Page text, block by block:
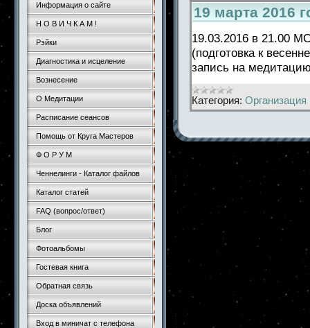
Информация о сайте
Н О В И Ч К А М !
Рэйки
Диагностика и исцеление
Вознесение
О Медитации
Расписание сеансов
Помощь от Круга Мастеров
Ф О Р У М
Ченнелинги - Каталог файлов
Каталог статей
FAQ (вопрос/ответ)
Блог
Фотоальбомы
Гостевая книга
Обратная связь
Доска объявлений
Вход в миничат с телефона
19 марта 2016
19.03.2016 в 21.00
(подготовка к
запись на
Категория: